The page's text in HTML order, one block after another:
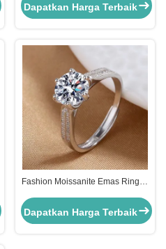
Dapatkan Harga Terbaik
Fashion Moissanite Emas Ringan
Wanita
Dapatkan Harga Terbaik